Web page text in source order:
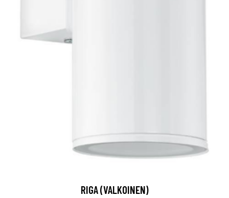
RIGA (VALKOINEN)